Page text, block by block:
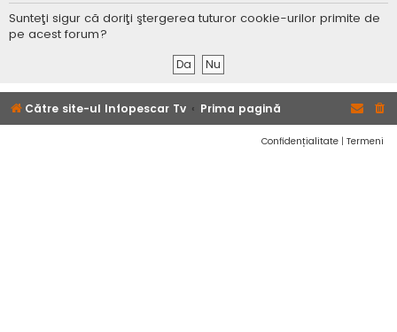
t
Sunteţi sigur că doriţi ştergerea tuturor cookie-urilor primite de
pe acest forum?
Către site-ul Infopescar Tv Prima pagină
Confidențialitate | Termeni